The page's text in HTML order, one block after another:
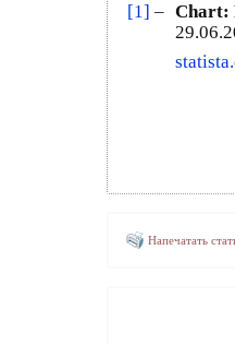
[1] – Chart:
Напечатать